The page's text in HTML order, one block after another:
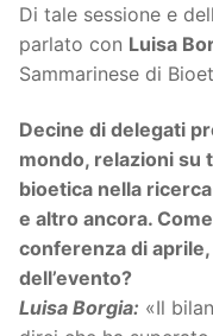
Di tale sessione e
parlato con Luisa
Sammarinese di
Decine di delegati
mondo, relazioni su
bioetica nella
e altro ancora.
conferenza di
dell’evento?
Luisa Borgia: «Il